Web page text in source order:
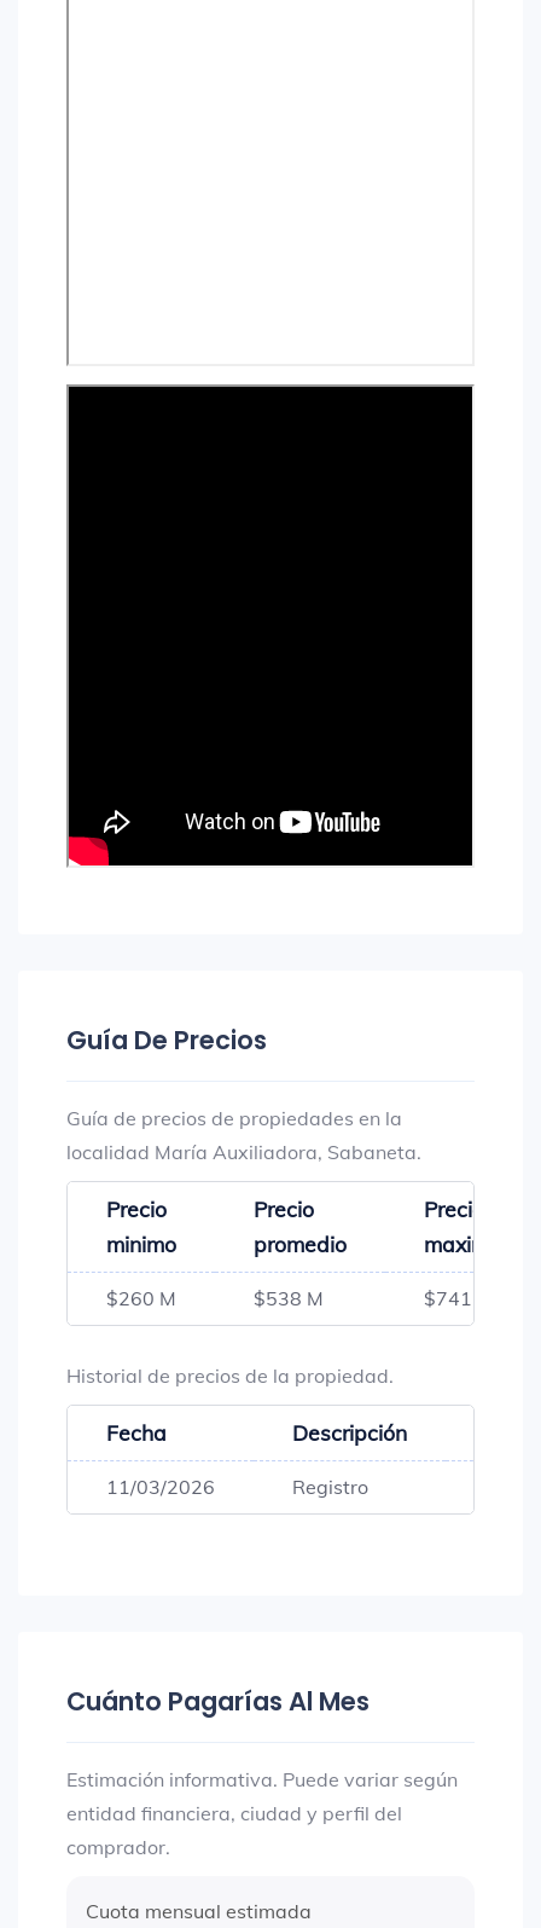
Guía De Precios
Guía de precios de propiedades en la
localidad María Auxiliadora, Sabaneta.
Precio
minimo
Precio
promedio
Precio
maximo
$260 M $538 M $741 M
Historial de precios de la propiedad.
Fecha Descripción
11/03/2026 Registro
Cuánto Pagarías Al Mes
Estimación informativa. Puede variar según
entidad financiera, ciudad y perfil del
comprador.
Cuota mensual estimada